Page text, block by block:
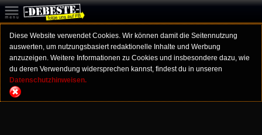
Diese Website verwendet Cookies. Wir können damit die Seitennutzung
auswerten, um nutzungsbasiert redaktionelle Inhalte und Werbung
anzuzeigen. Weitere Informationen zu Cookies und insbesondere dazu, wie
du deren Verwendung widersprechen kannst, findest du in unseren
Datenschutzhinweisen.